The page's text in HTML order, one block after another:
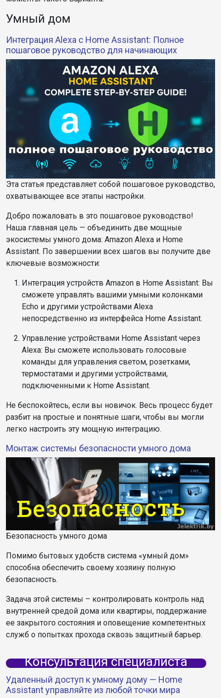
Умный дом
Интеграция Alexa с Home Assistant: Полное
пошаговое руководство для начинающих
Эта статья представляет собой пошаговое руководство,
охватывающее все этапы настройки.
Добро пожаловать в это пошаговое руководство!
Наша главная цель — объединить две мощные
экосистемы умного дома: Amazon Alexa и Home
Assistant. По завершении всех шагов вы получите две
ключевые возможности:
Интеграция устройств Amazon в Home Assistant: Вы
сможете управлять вашими умными колонками
Echo и другими устройствами Alexa
непосредственно из интерфейса Home Assistant.
Управление устройствами Home Assistant через
Alexa: Вы сможете использовать голосовые
команды для управления светом, розетками,
термостатами и другими устройствами,
подключенными к Home Assistant.
Не беспокойтесь, если вы новичок. Весь процесс будет
разбит на простые и понятные шаги, чтобы вы могли
легко настроить эту мощную интеграцию.
Монтаж системы безопасности умного дома
Безопасность умного дома
Помимо бытовых удобств система «умный дом»
способна обеспечить своему хозяину полную
безопасность.
Задача этой системы – контролировать контроль над
внутренней средой дома или квартиры, поддержание
ее закрытого состояния и оповещение компетентных
служб о попытках прохода сквозь защитный барьер.
Консультация специалиста
Удаленный доступ к умному дому — Home
Assistant управляйте из любой точки мира